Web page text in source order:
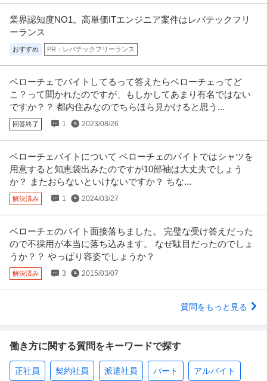
業界認知度NO1。高単価ITエンジニア案件はレバテックフリ
ーランス
おすすめ PR：レバテックフリーランス
ベローチェでバイトしてるって答えたらベローチェってど
こ？って聞かれたのですが、もしかしてあまり有名ではない
ですか？？ 都内住みなのでちらほら見かけると思う...
回答終了 1 2023/08/26
ベローチェバイトについて ベローチェのバイトではシャツを
用意すると知恵袋出みたのですが10部袖は大丈夫でしょう
か？ またおらないといけないですか？ ちな...
解決済み 1 2024/03/27
ベローチェのバイト面接落ちました。 完璧な受け答えだった
ので不採用が本当に落ち込みます。 なぜ駄目だったのでしょ
うか？？ やっぱり容姿でしょうか？
解決済み 3 2015/03/07
質問をもっと見る
働き方に関する質問をキーワードで探す
正社員 契約社員 派遣社員 パート アルバイト